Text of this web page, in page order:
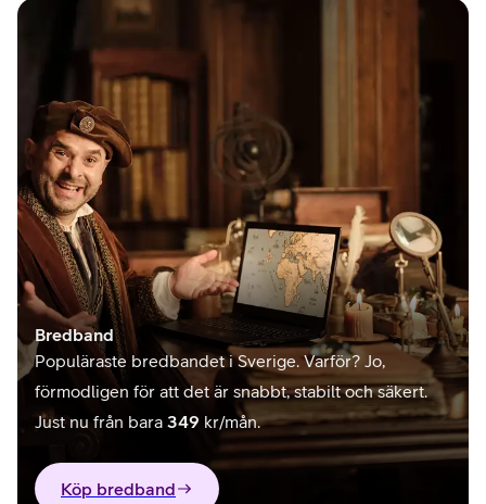
Bredband
Populäraste bredbandet i Sverige. Varför? Jo,
förmodligen för att det är snabbt, stabilt och säkert.
Just nu från bara 349 kr/mån.
Köp bredband